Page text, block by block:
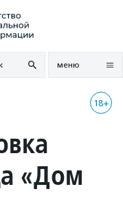
меню
18+
«Дом